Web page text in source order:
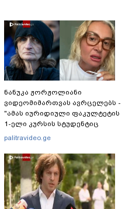
ნანუკა ჟორჟოლიანი
ვიდეომიმართვას ავრცელებს -
"ამას იურიდიული ფაკულტეტის
1-ელი კურსის სტუდენტიც
იკითხავს"
palitravideo.ge